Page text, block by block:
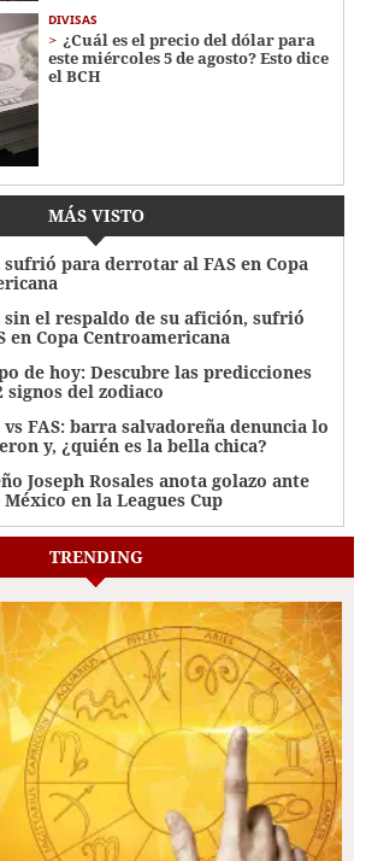
DIVISAS
¿Cuál es el precio del dólar para
este miércoles 5 de agosto? Esto dice
el BCH
MÁS VISTO
sufrió para derrotar al FAS en Copa
sin el respaldo de su afición, sufrió
en Copa Centroamericana
de hoy: Descubre las predicciones
signos del zodiaco
FAS: barra salvadoreña denuncia lo
y, ¿quién es la bella chica?
Joseph Rosales anota golazo ante
en la Leagues Cup
TRENDING